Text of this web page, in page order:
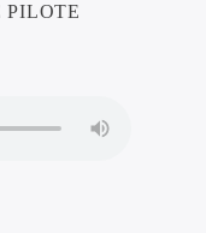
PILOTE